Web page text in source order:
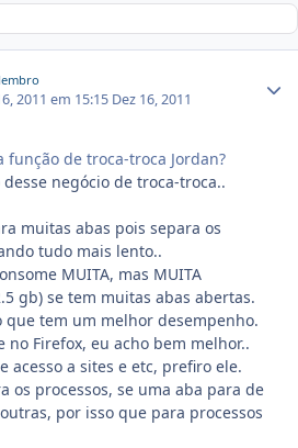
2011 em 15:15 Dez 16, 2011
função de troca-troca Jordan?
negócio de troca-troca..
muitas abas pois separa os
tudo mais lento..
MUITA, mas MUITA
gb) se tem muitas abas abertas.
que tem um melhor desempenho.
no Firefox, eu acho bem melhor..
acesso a sites e etc, prefiro ele.
os processos, se uma aba para de
por isso que para processos